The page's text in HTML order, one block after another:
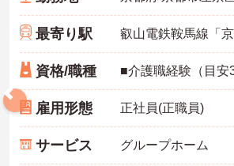
最寄り駅
資格/職種
雇用形態 正社員(正職員)
サービス グループホーム